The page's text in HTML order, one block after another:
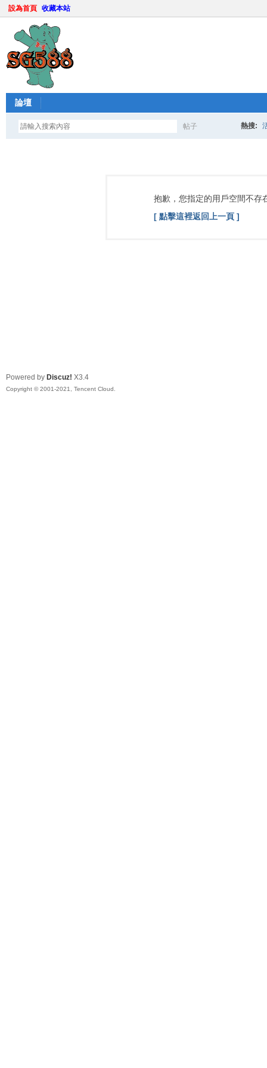
設為首頁 收藏本站
論壇
帖子
索
熱搜:
抱歉，您指定的用戶空間不存
[ 點擊這裡返回上一頁 ]
Powered by Discuz! X3.4
Copyright © 2001-2021, Tencent Cloud.